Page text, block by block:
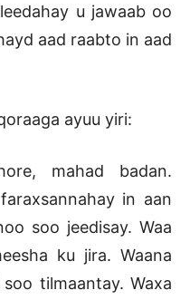
u jawaab oo
aad raabto in aad
ayuu yiri:
mahad badan.
in aan
soo jeedisay. Waa
ku jira. Waana
tilmaantay. Waxa